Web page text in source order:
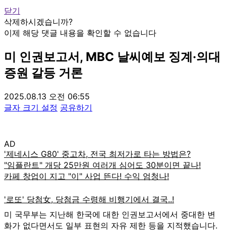
닫기
삭제하시겠습니까?
이제 해당 댓글 내용을 확인할 수 없습니다
미 인권보고서, MBC 날씨예보 징계·의대
증원 갈등 거론
2025.08.13 오전 06:55
글자 크기 설정 공유하기
AD
미 국무부는 지난해 한국에 대한 인권보고서에서 중대한 변
화가 없다면서도 일부 표현의 자유 제한 등을 지적했습니다.